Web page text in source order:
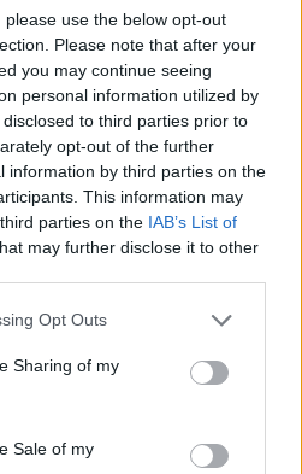
use the below opt-out
Please note that after your
you may continue seeing
personal information utilized by
to third parties prior to
opt-out of the further
information by third parties on the
This information may
parties on the IAB’s List of
may further disclose it to other
Opt Outs
Sharing of my
Sale of my
entre los 500 artistas
de esta semana, su
316ºen julio de 2013.
TOP Música